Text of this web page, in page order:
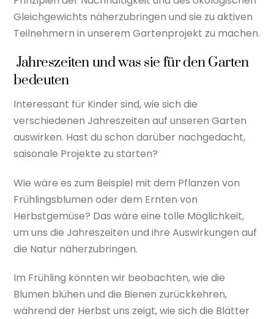
Gleichgewichts näherzubringen und sie zu aktiven
Teilnehmern in unserem Gartenprojekt zu machen.
Jahreszeiten und was sie für den Garten
bedeuten
Interessant für Kinder sind, wie sich die
verschiedenen Jahreszeiten auf unseren Garten
auswirken. Hast du schon darüber nachgedacht,
saisonale Projekte zu starten?
Wie wäre es zum Beispiel mit dem Pflanzen von
Frühlingsblumen oder dem Ernten von
Herbstgemüse? Das wäre eine tolle Möglichkeit,
um uns die Jahreszeiten und ihre Auswirkungen auf
die Natur näherzubringen.
Im Frühling könnten wir beobachten, wie die
Blumen blühen und die Bienen zurückkehren,
während der Herbst uns zeigt, wie sich die Blätter